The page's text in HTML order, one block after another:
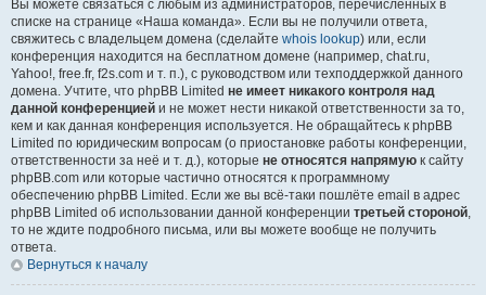
Вы можете связаться с любым из администраторов, перечисленных в
списке на странице «Наша команда». Если вы не получили ответа,
свяжитесь с владельцем домена (сделайте whois lookup) или, если
конференция находится на бесплатном домене (например, chat.ru,
Yahoo!, free.fr, f2s.com и т. п.), с руководством или техподдержкой данного
домена. Учтите, что phpBB Limited не имеет никакого контроля над
данной конференцией и не может нести никакой ответственности за то,
кем и как данная конференция используется. Не обращайтесь к phpBB
Limited по юридическим вопросам (о приостановке работы конференции,
ответственности за неё и т. д.), которые не относятся напрямую к сайту
phpBB.com или которые частично относятся к программному
обеспечению phpBB Limited. Если же вы всё-таки пошлёте email в адрес
phpBB Limited об использовании данной конференции третьей стороной,
то не ждите подробного письма, или вы можете вообще не получить
ответа.
Вернуться к началу